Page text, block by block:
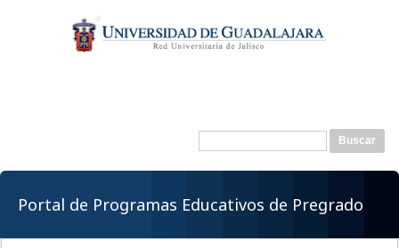
contenido
principal
Formulario de
Buscar
Portal de Programas Educativos de Pregrado